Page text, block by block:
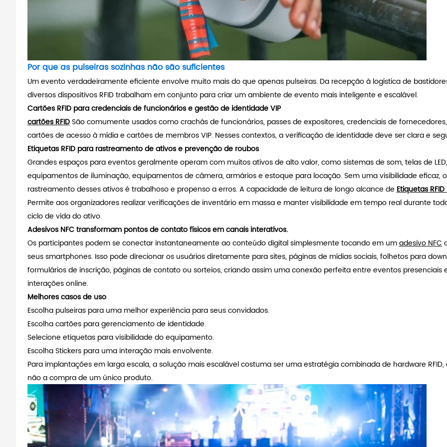
Por que as pulseiras sozinhas não são suficientes
Um evento verdadeiramente eficiente envolve muito mais do que apenas pulseiras. Da recepção à logística de
diversos dispositivos RFID trabalham em conjunto para criar um ambiente de evento mais inteligente e escalável.
Cartões RFID para credenciais de funcionários e gestão de identidade VIP
cartões RFIDSão comumente usados ​​como crachás de funcionários, passes de expositores, credenciais de fornecedores,
cartões de acesso à mídia e cartões de membros VIP. Nesses contextos, a verificação de identidade deve ser clara e
Etiquetas RFID para rastreamento de ativos e prevenção de roubos
Grandes espaços para eventos geralmente operam com muitos ativos de alto valor, como sistemas de som, telas de LED,
equipamentos de iluminação, equipamentos de câmera, armários e estoque para locação. Sem uma visibilidade eficaz, o
rastreamento desses ativos é trabalhoso e propenso a erros.A capacidade de leitura de longo alcance deEtiquetas RFID
Permite aos organizadores realizar verificações de inventário em massa e manter visibilidade em tempo real durante
ciclo de vida do ativo.
Adesivos NFC transformam pontos de contato físicos em canais interativos.
Os participantes podem se conectar instantaneamente ao conteúdo digital simplesmente tocando em umadesivo NFC
seus smartphones. Isso pode direcionar os usuários diretamente para sites, páginas de mídias sociais, folhetos para
formulários de inscrição, páginas de contato ou sorteios, criando assim uma conexão perfeita entre eventos presenciais
interações online.
Melhores casos de uso
Escolha pulseiras para uma melhor experiência para seus convidados.
Escolha cartões para gerenciamento de identidade.
Selecione etiquetas para visibilidade do equipamento.
Escolha Stickers para uma interação mais envolvente.
Para implantações em larga escala, a solução mais escalável costuma ser uma estratégia combinada de hardware RFID,
não a compra de um único produto.